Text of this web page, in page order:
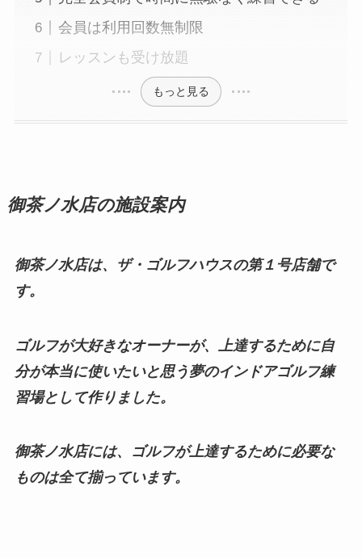
会員は利用回数無制限
レッスンも受け放題
もっと見る
御茶ノ水店の施設案内
御茶ノ水店は、ザ・ゴルフハウスの第１号店舗で
す。
ゴルフが大好きなオーナーが、上達するために自
分が本当に使いたいと思う夢のインドアゴルフ練
習場として作りました。
御茶ノ水店には、ゴルフが上達するために必要な
ものは全て揃っています。